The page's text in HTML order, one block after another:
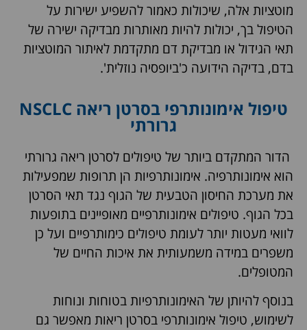
מוטציות אלה, שיכולות כאמור להשפיע ישירות על
הטיפול בך, יכולות להיות מאותרות מבדיקה ישירה של
תאי הגידול או מבדיקת דם מתקדמת לאיתור המוטציות
בדם, בדיקה הידועה כ'ביופסיה נוזלית'.
טיפול אימונותרפי בסרטן ריאה NSCLC
גרורתי
הדור המתקדם ביותר של טיפולים לסרטן ריאה גרורתי
הוא אימונותרפיה. אימונותרפיות הן תרופות שמפעילות
את מערכת החיסון הטבעית של הגוף נגד תאי הסרטן
בכל הגוף. טיפולים אימונותרפיים מאופיינים בתופעות
לוואי מעטות יותר לעומת טיפולים כימותרפיים ועל כן
משפרים במידה משמעותית את איכות החיים של
המטופלים.
בנוסף להיותן של האימונותרפיות בטוחות ונוחות
לשימוש, טיפול אימונותרפי בסרטן ריאות מאפשר גם